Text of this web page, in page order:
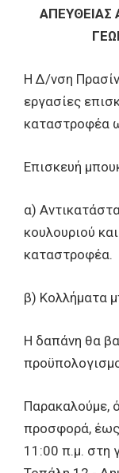
ΑΠΕΥΘΕΙΑΣ
Η Δ/νση
εργασίες
καταστροφέα
Επισκευή
α)
κουλουριού
καταστροφέα.
β) Κολλήματα
Η δαπάνη θα
Παρακαλούμε,
προσφορά,
11:00 π.μ. στη